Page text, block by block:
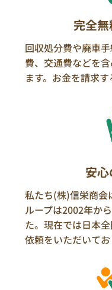
完全無
回収処分費や廃車
費、交通費などを
ます。お金を請求
安心
私たち(株)信栄商会
ループは2002年か
た。現在では日本
依頼をいただいてお